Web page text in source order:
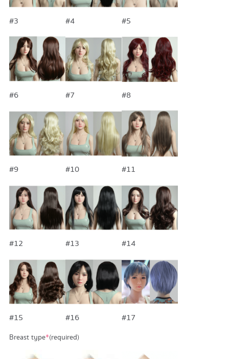
#3 #4 #5
#6 #7 #8
#9 #10 #11
#12 #13 #14
#15 #16 #17
Breast type*(required)